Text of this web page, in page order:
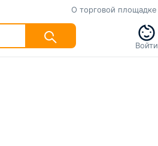
О торговой площадке
Войти